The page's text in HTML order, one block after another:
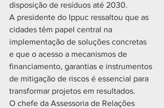
disposição de resíduos até 2030.
A presidente do Ippuc ressaltou que as
cidades têm papel central na
implementação de soluções concretas
e que o acesso a mecanismos de
financiamento, garantias e instrumentos
de mitigação de riscos é essencial para
transformar projetos em resultados.
O chefe da Assessoria de Relações